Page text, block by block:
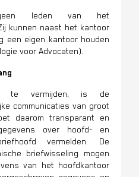
leden van het
kunnen naast het kantoor
een eigen kantoor houden
voor Advocaten).
te vermijden, is de
communicaties van groot
daarom transparant en
over hoofd- en
vermelden. De
briefwisseling mogen
van het hoofdkantoor